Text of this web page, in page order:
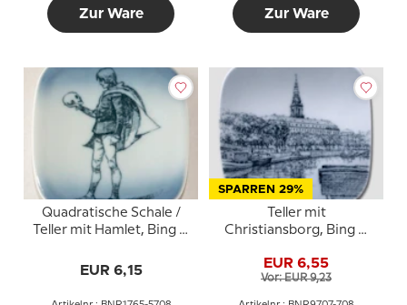
Zur Ware Zur Ware
Quadratische Schale /
Teller mit Hamlet, Bing &
EUR 6,15
SPARREN 29%
Teller mit
Christiansborg, Bing &
EUR 6,55
Vor: EUR 9,23